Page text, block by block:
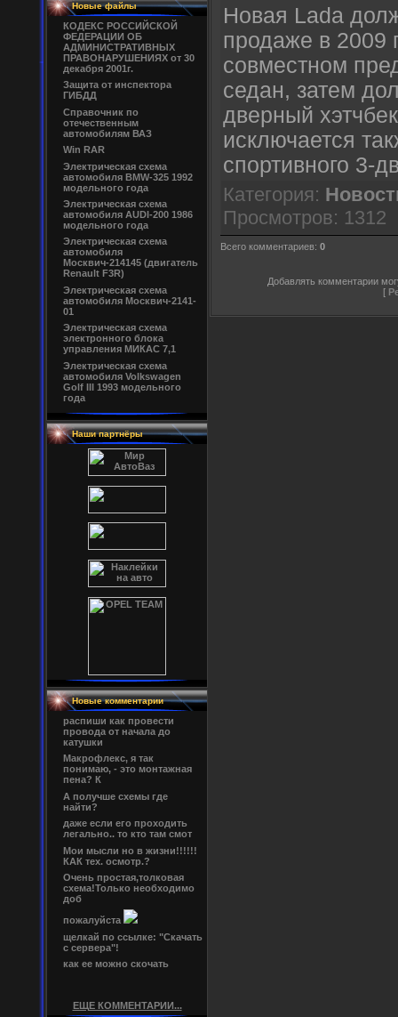
Новые файлы
КОДЕКС РОССИЙСКОЙ
ФЕДЕРАЦИИ ОБ
АДМИНИСТРАТИВНЫХ
ПРАВОНАРУШЕНИЯХ от 30
декабря 2001г.
Защита от инспектора
ГИБДД
Справочник по
отечественным
автомобилям ВАЗ
Win RAR
Электрическая схема
автомобиля BMW-325 1992
модельного года
Электрическая схема
автомобиля AUDI-200 1986
модельного года
Электрическая схема
автомобиля
Москвич-214145 (двигатель
Renault F3R)
Электрическая схема
автомобиля Москвич-2141-
01
Электрическая схема
электронного блока
управления МИКАС 7,1
Электрическая схема
автомобиля Volkswagen
Golf III 1993 модельного
года
Наши партнёры
Новые комментарии
распиши как провести
провода от начала до
катушки
Макрофлекс, я так
понимаю, - это монтажная
пена? К
А получше схемы где
найти?
даже если его проходить
легально.. то кто там смот
Мои мысли но в жизни!!!!!!
КАК тех. осмотр.?
Очень простая,толковая
схема!Только необходимо
доб
пожалуйста
щелкай по ссылке: "Скачать
с сервера"!
как ее можно скочать
ЕЩЕ КОММЕНТАРИИ...
Новая Lada
продаже в 2009
совместном
седан, затем
дверный
исключается
спортивного 3-
Категория:
Просмотров: 1312
Всего комментариев: 0
Добавлять комментарии
[